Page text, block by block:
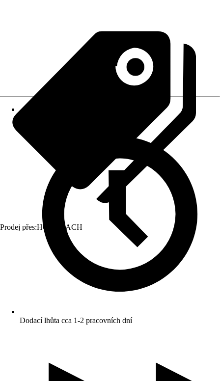
Prodej přes:HORNBACH
Dodací lhůta cca 1-2 pracovních dní